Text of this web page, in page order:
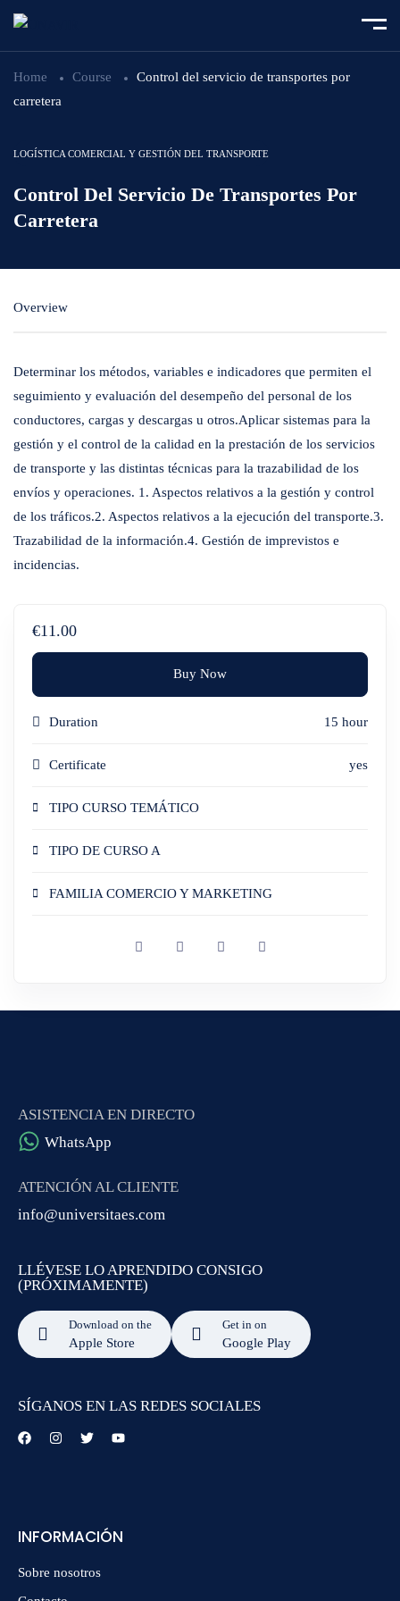
Home Course
Control del servicio de transportes por
carretera
LOGÍSTICA COMERCIAL Y GESTIÓN DEL TRANSPORTE
Control Del Servicio De Transportes Por
Carretera
Overview
Determinar los métodos, variables e indicadores que permiten el
seguimiento y evaluación del desempeño del personal de los
conductores, cargas y descargas u otros.Aplicar sistemas para la
gestión y el control de la calidad en la prestación de los servicios
de transporte y las distintas técnicas para la trazabilidad de los
envíos y operaciones. 1. Aspectos relativos a la gestión y control
de los tráficos.2. Aspectos relativos a la ejecución del transporte.3.
Trazabilidad de la información.4. Gestión de imprevistos e
incidencias.
€11.00
Buy Now
Duration 15 hour
Certificate yes
TIPO CURSO TEMÁTICO
TIPO DE CURSO A
FAMILIA COMERCIO Y MARKETING
INFORMACIÓN
Sobre nosotros
ASISTENCIA EN DIRECTO
WhatsApp
ATENCIÓN AL CLIENTE
info@universitaes.com
LLÉVESE LO APRENDIDO CONSIGO
(PRÓXIMAMENTE)
Download on the
Apple Store
Get in on
Google Play
SÍGANOS EN LAS REDES SOCIALES